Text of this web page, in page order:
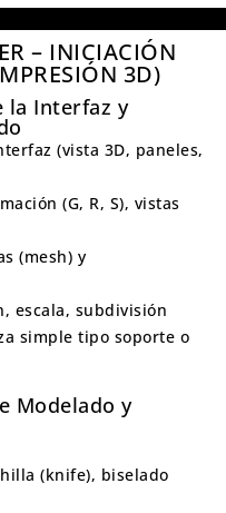
– INICIACIÓN
3D)
la Interfaz y
(vista 3D, paneles,
(G, R, S), vistas
(mesh) y
escala, subdivisión
simple tipo soporte o
Modelado y
(knife), biselado